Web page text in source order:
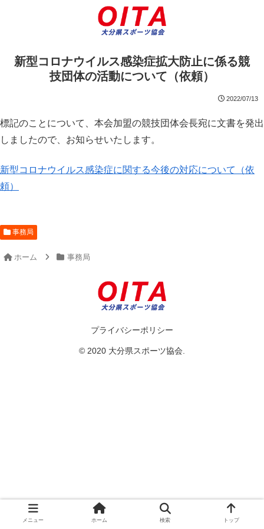
新型コロナウイルス感染症拡大防止に係る競
技団体の活動について（依頼）
2022/07/13
標記のことについて、本会加盟の競技団体会長宛に文書を発出
しましたので、お知らせいたします。
新型コロナウイルス感染症に関する今後の対応について（依
頼）
事務局
ホーム 事務局
プライバシーポリシー
© 2020 大分県スポーツ協会.
メニュー ホーム 検索 トップ